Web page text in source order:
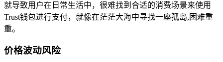
就导致用户在日常生活中，很难找到合适的消费场景来使用
Trust钱包进行支付，就像在茫茫大海中寻找一座孤岛,困难重
重。
价格波动风险